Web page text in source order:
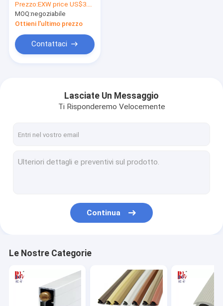
Casa
Mostra VR
di 10mm con
resistenza
invecchiante
Prezzo:EXW price US$3.5 per sets (2pcs of 2.2meter)
MOQ:negoziabile
Ottieni l'ultimo prezzo
Contattaci
Lasciate Un Messaggio
Ti Risponderemo Velocemente
Continua
Le Nostre Categorie